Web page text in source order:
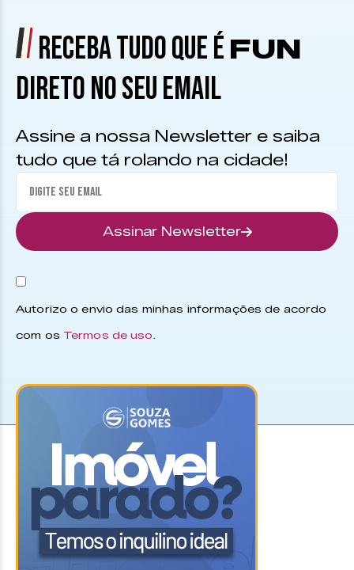
RECEBA TUDO QUE É FUN
DIRETO NO SEU EMAIL
Assine a nossa Newsletter e saiba
tudo que tá rolando na cidade!
Assinar Newsletter
Autorizo o envio das minhas informações de acordo
com os Termos de uso.